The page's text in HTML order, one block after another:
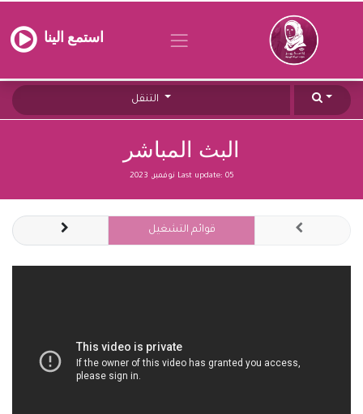
استمع الينا
البث المباشر
Last update: 05 نوفمبر, 2023
قوائم التشغيل